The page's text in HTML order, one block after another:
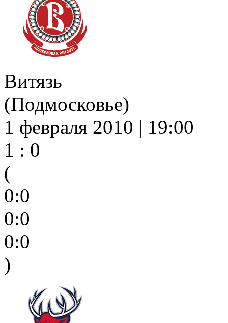
Витязь
(Подмосковье)
1 февраля 2010 | 19:00
1 : 0
(
0:0
0:0
0:0
)